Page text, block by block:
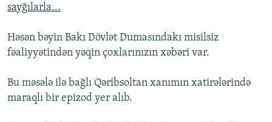
sayğılarla...
Həsən bəyin Bakı Dövlət Dumasındakı misilsiz
fəaliyyətindən yəqin çoxlarınızın xəbəri var.
Bu məsələ ilə bağlı Qəribsoltan xanımın xatirələrində
maraqlı bir epizod yer alıb.